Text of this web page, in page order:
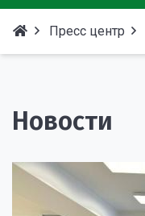
Пресс центр
Новости